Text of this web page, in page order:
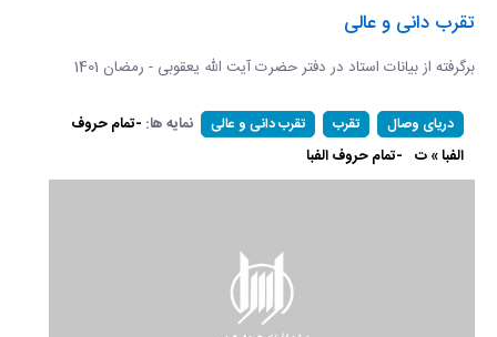
تقرب دانی و عالی
برگرفته از بیانات استاد در دفتر حضرت آیت الله یعقوبی - رمضان 1401
دریای وصال تقرب تقرب دانی و عالی نمایه ها: -تمام حروف
الفبا » ت -تمام حروف الفبا